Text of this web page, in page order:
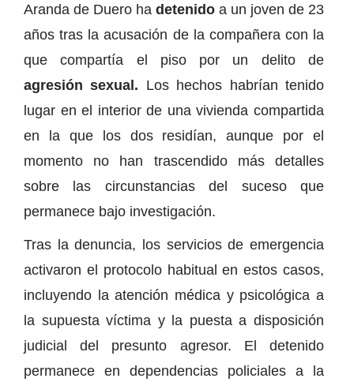
Aranda de Duero ha detenido a un joven de 23
años tras la acusación de la compañera con la
que compartía el piso por un delito de
agresión sexual. Los hechos habrían tenido
lugar en el interior de una vivienda compartida
en la que los dos residían, aunque por el
momento no han trascendido más detalles
sobre las circunstancias del suceso que
permanece bajo investigación.
Tras la denuncia, los servicios de emergencia
activaron el protocolo habitual en estos casos,
incluyendo la atención médica y psicológica a
la supuesta víctima y la puesta a disposición
judicial del presunto agresor. El detenido
permanece en dependencias policiales a la